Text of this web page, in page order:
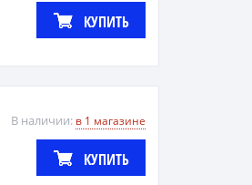
КУПИТЬ
В наличии: в 1 магазине
КУПИТЬ